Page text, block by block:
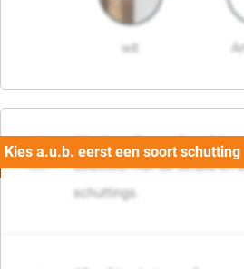
wit
03. Detail en afwerking
Selecteer hier de details en
schuttings.